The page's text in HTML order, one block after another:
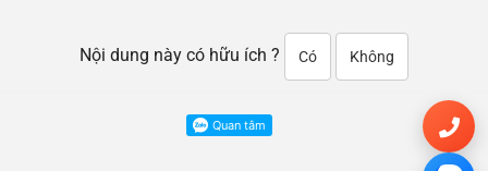
Nội dung này có hữu ích ? Có Không